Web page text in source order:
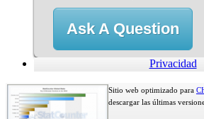
Ask A Question
Privacidad
Sitio web optimizado para
descargar las últimas